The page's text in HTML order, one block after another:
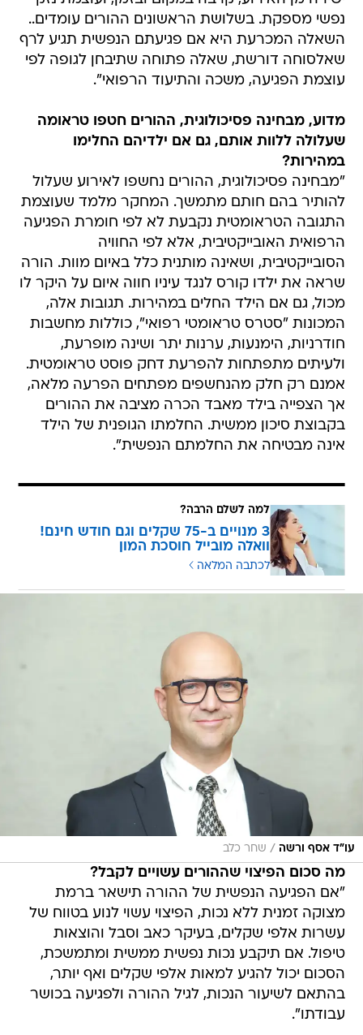
נפשי מספקת. בשלושת הראשונים ההורים עומדים..
השאלה המכרעת היא אם פגיעתם הנפשית תגיע לרף
שאלסוחה דורשת, שאלה פתוחה שתיבחן לגופה לפי
עוצמת הפגיעה, משכה והתיעוד הרפואי".
מדוע, מבחינה פסיכולוגית, ההורים חטפו טראומה
שעלולה ללוות אותם, גם אם ילדיהם החלימו
במהירות?
"מבחינה פסיכולוגית, ההורים נחשפו לאירוע שעלול
להותיר בהם חותם מתמשך. המחקר מלמד שעוצמת
התגובה הטראומטית נקבעת לא לפי חומרת הפגיעה
הרפואית האובייקטיבית, אלא לפי החוויה
הסובייקטיבית, ושאינה מותנית כלל באיום מוות. הורה
שראה את ילדו קורס לנגד עיניו חווה איום על היקר לו
מכול, גם אם הילד החלים במהירות. תגובות אלה,
המכונות "סטרס טראומטי רפואי", כוללות מחשבות
חודרניות, הימנעות, ערנות יתר ושינה מופרעת,
ולעיתים מתפתחות להפרעת דחק פוסט טראומטית.
אמנם רק חלק מהנחשפים מפתחים הפרעה מלאה,
אך הצפייה בילד מאבד הכרה מציבה את ההורים
בקבוצת סיכון ממשית. החלמתו הגופנית של הילד
אינה מבטיחה את החלמתם הנפשית".
למה לשלם הרבה?
3 מנויים ב-75 שקלים וגם חודש חינם!
וואלה מובייל חוסכת המון
לכתבה המלאה
עו"ד אסף ורשה / שחר כלב
מה סכום הפיצוי שההורים עשויים לקבל?
"אם הפגיעה הנפשית של ההורה תישאר ברמת
מצוקה זמנית ללא נכות, הפיצוי עשוי לנוע בטווח של
עשרות אלפי שקלים, בעיקר כאב וסבל והוצאות
טיפול. אם תיקבע נכות נפשית ממשית ומתמשכת,
הסכום יכול להגיע למאות אלפי שקלים ואף יותר,
בהתאם לשיעור הנכות, לגיל ההורה ולפגיעה בכושר
עבודתו".